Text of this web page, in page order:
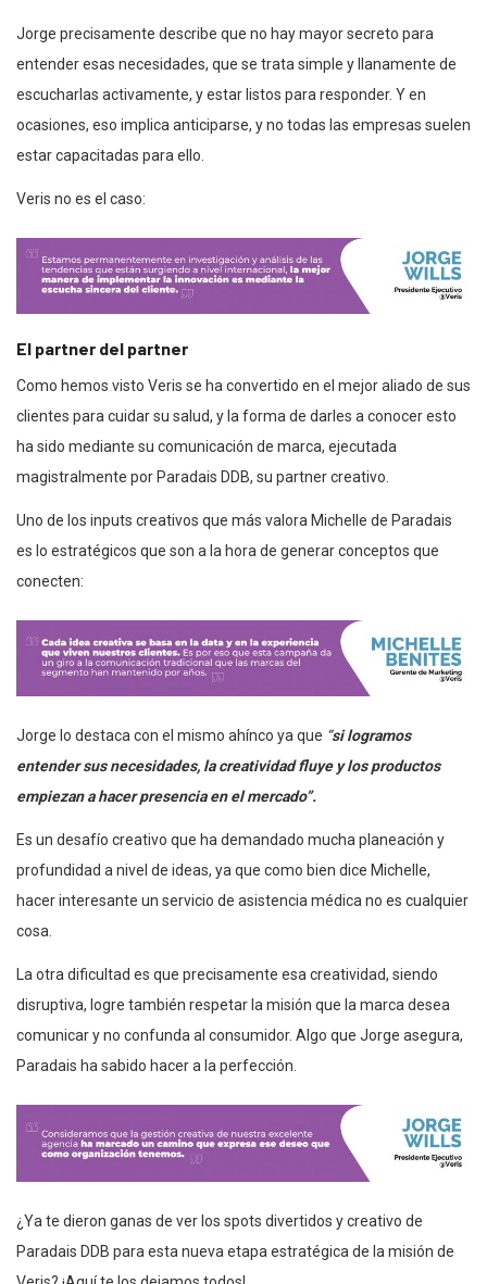
Jorge precisamente describe que no hay mayor secreto para
entender esas necesidades, que se trata simple y llanamente de
escucharlas activamente, y estar listos para responder. Y en
ocasiones, eso implica anticiparse, y no todas las empresas suelen
estar capacitadas para ello.
Veris no es el caso:
El partner del partner
Como hemos visto Veris se ha convertido en el mejor aliado de sus
clientes para cuidar su salud, y la forma de darles a conocer esto
ha sido mediante su comunicación de marca, ejecutada
magistralmente por Paradais DDB, su partner creativo.
Uno de los inputs creativos que más valora Michelle de Paradais
es lo estratégicos que son a la hora de generar conceptos que
conecten:
Jorge lo destaca con el mismo ahínco ya que “si logramos
entender sus necesidades, la creatividad fluye y los productos
empiezan a hacer presencia en el mercado”.
Es un desafío creativo que ha demandado mucha planeación y
profundidad a nivel de ideas, ya que como bien dice Michelle,
hacer interesante un servicio de asistencia médica no es cualquier
cosa.
La otra dificultad es que precisamente esa creatividad, siendo
disruptiva, logre también respetar la misión que la marca desea
comunicar y no confunda al consumidor. Algo que Jorge asegura,
Paradais ha sabido hacer a la perfección.
¿Ya te dieron ganas de ver los spots divertidos y creativo de
Paradais DDB para esta nueva etapa estratégica de la misión de